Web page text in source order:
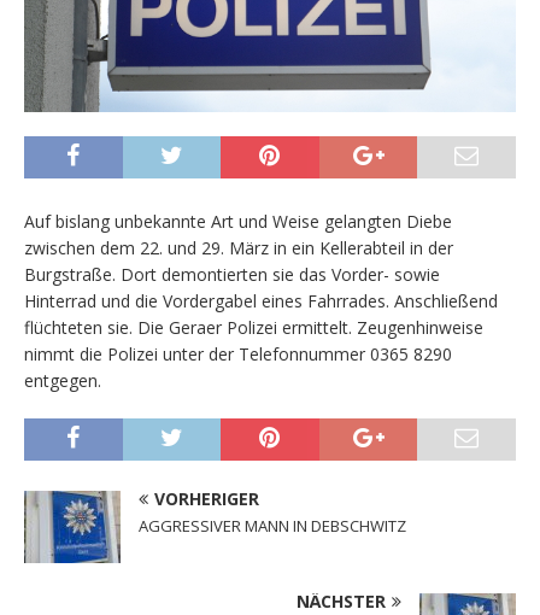
Auf bislang unbekannte Art und Weise gelangten Diebe
zwischen dem 22. und 29. März in ein Kellerabteil in der
Burgstraße. Dort demontierten sie das Vorder- sowie
Hinterrad und die Vordergabel eines Fahrrades. Anschließend
flüchteten sie. Die Geraer Polizei ermittelt. Zeugenhinweise
nimmt die Polizei unter der Telefonnummer 0365 8290
entgegen.
VORHERIGER
AGGRESSIVER MANN IN DEBSCHWITZ
NÄCHSTER